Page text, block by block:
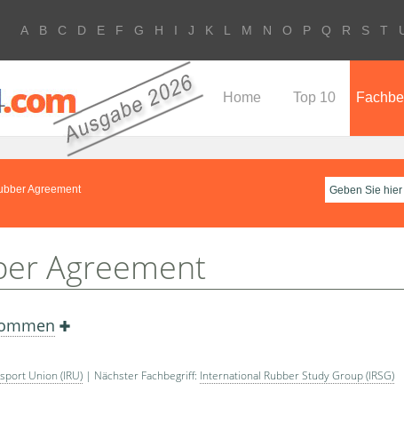
A B C D E F G H I J K L M N O P Q R S T
Home Top 10
Agreement
Agreement
Union (IRU) | Nächster Fachbegriff: International Rubber Study Group (IRSG)